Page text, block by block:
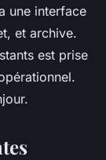
une interface
et archive.
est prise